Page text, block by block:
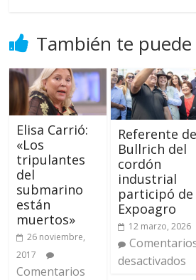
También te
Elisa Carrió:
«Los
tripulantes
del
submarino
están
muertos»
26 noviembre,
2017
Comentarios
Referente de
Bullrich del
cordón
industrial
participó de
Expoagro
12 marzo, 2026
desactivados